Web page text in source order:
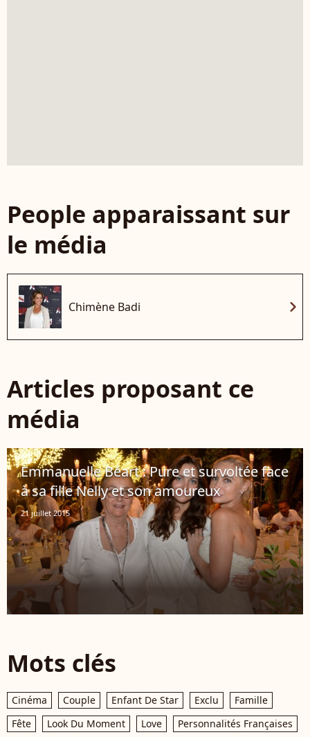
People apparaissant sur
le média
Chimène Badi chevron_right
Articles proposant ce
média
Emmanuelle Béart : Pure et survoltée face
à sa fille Nelly et son amoureux
21 juillet 2015
Mots clés
Cinéma Couple Enfant De Star Exclu
Famille
Fête
Look Du Moment Love Personnalités Françaises